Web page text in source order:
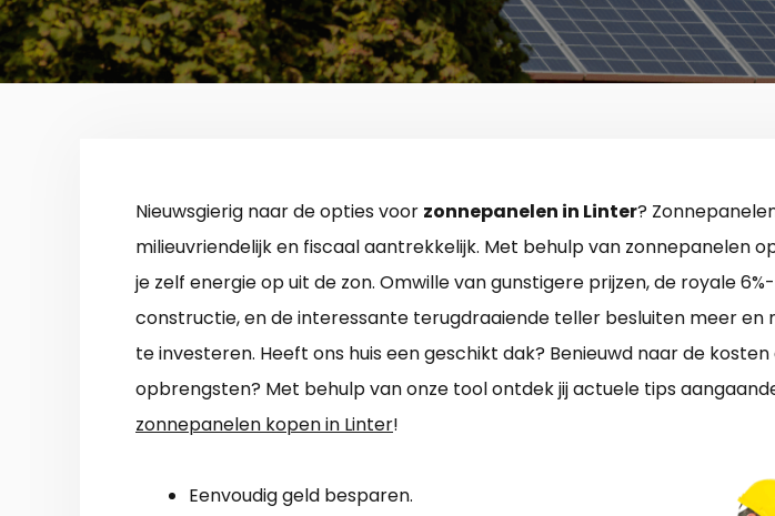
Nieuwsgierig naar de opties voor zonnepanelen in Linter?
milieuvriendelijk en fiscaal aantrekkelijk. Met behulp van zonnepanelen
je zelf energie op uit de zon. Omwille van gunstigere prijzen, de royale
constructie, en de interessante terugdraaiende teller besluiten meer en
te investeren. Heeft ons huis een geschikt dak? Benieuwd naar de kosten
opbrengsten? Met behulp van onze tool ontdek jij actuele tips
zonnepanelen kopen in Linter!
Eenvoudig geld besparen.